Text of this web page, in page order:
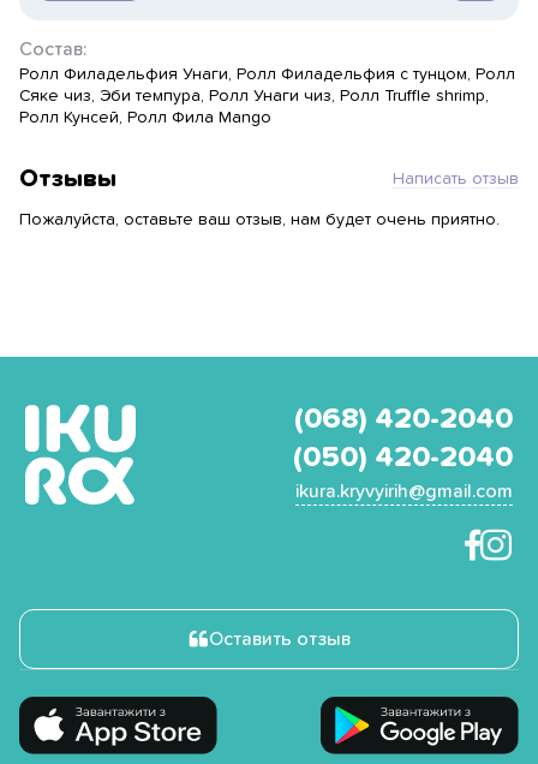
Состав:
Ролл Филадельфия Унаги, Ролл Филадельфия с тунцом, Ролл
Сяке чиз, Эби темпура, Ролл Унаги чиз, Ролл Truffle shrimp,
Ролл Кунсей, Ролл Фила Mango
Отзывы Написать отзыв
Пожалуйста, оставьте ваш отзыв, нам будет очень приятно.
(068) 420-2040
(050) 420-2040
ikura.kryvyirih@gmail.com
Оставить отзыв